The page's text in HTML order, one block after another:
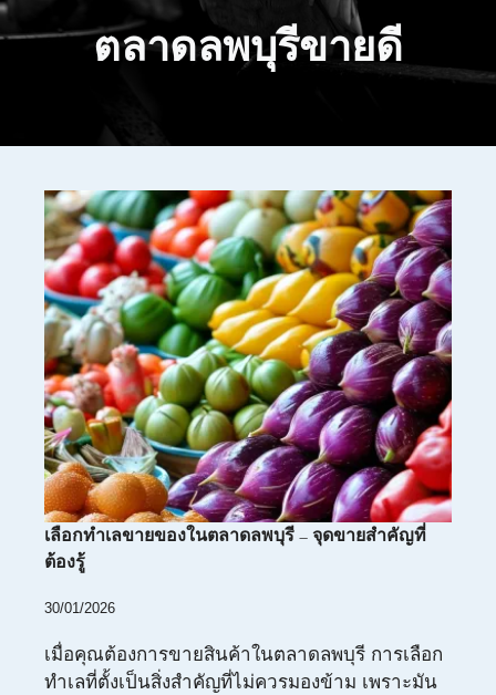
ตลาดลพบุรีขายดี
เลือกทำเลขายของในตลาดลพบุรี – จุดขายสำคัญที่
ต้องรู้
30/01/2026
เมื่อคุณต้องการขายสินค้าในตลาดลพบุรี การเลือก
ทำเลที่ตั้งเป็นสิ่งสำคัญที่ไม่ควรมองข้าม เพราะมัน